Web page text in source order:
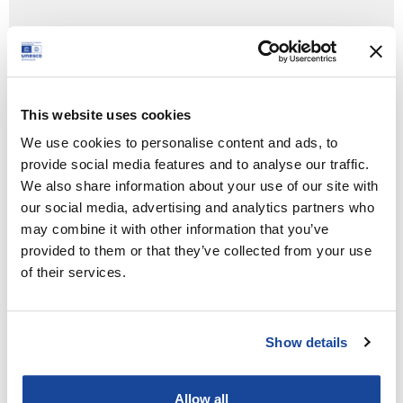
This website uses cookies
We use cookies to personalise content and ads, to
provide social media features and to analyse our traffic.
We also share information about your use of our site with
our social media, advertising and analytics partners who
may combine it with other information that you’ve
provided to them or that they’ve collected from your use
of their services.
Show details
Allow all
+ Google Calendar + Ical Export